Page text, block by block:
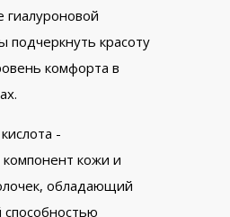
гиалуроновой
подчеркнуть красоту
комфорта в
-
кожи и
обладающий